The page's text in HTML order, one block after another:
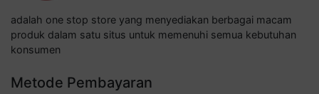
adalah one stop store yang menyediakan berbagai macam
produk dalam satu situs untuk memenuhi semua kebutuhan
konsumen
Metode Pembayaran